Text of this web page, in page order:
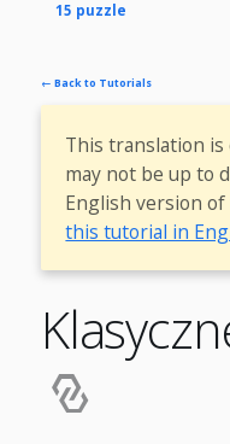
15 puzzle
← Back to Tutorials
This translation
may not be up to
English version
this tutorial in